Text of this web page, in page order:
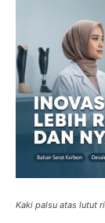
Kaki palsu atas lutut